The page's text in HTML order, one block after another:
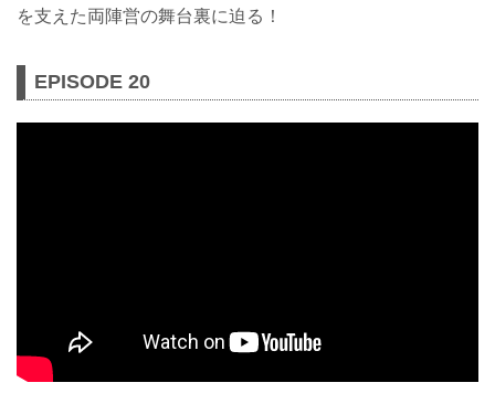
を支えた両陣営の舞台裏に迫る！
EPISODE 20